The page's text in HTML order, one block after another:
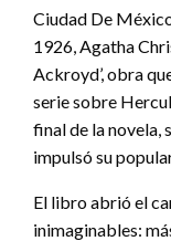
Ciudad De
1926, Agatha
Ackroyd’, obra
serie sobre
final de la novela,
impulsó su
El libro abrió el
inimaginables: